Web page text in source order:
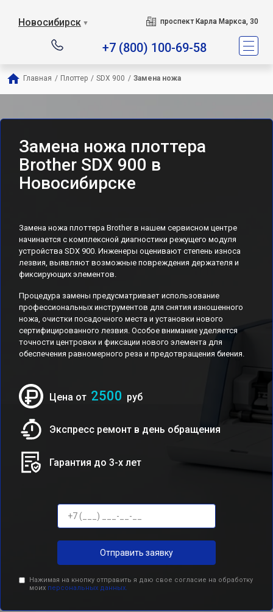
Новосибирск ▼ проспект Карла Маркса, 30
+7 (800) 100-69-58
Главная / Плоттер / SDX 900 / Замена ножа
Замена ножа плоттера
Brother SDX 900 в
Новосибирске
Замена ножа плоттера Brother в нашем сервисном центре
начинается с комплексной диагностики режущего модуля
устройства SDX 900. Инженеры оценивают степень износа
лезвия, выявляют возможные повреждения держателя и
фиксирующих элементов.
Процедура замены предусматривает использование
профессиональных инструментов для снятия изношенного
ножа, очистки посадочного места и установки нового
сертифицированного лезвия. Особое внимание уделяется
точности центровки и фиксации нового элемента для
обеспечения равномерного реза и предотвращения биения.
Цена от 2500 руб
Экспресс ремонт в день обращения
Гарантия до 3-х лет
Отправить заявку
Нажимая на кнопку отправить я даю свое согласие на обработку
моих персональных данных.